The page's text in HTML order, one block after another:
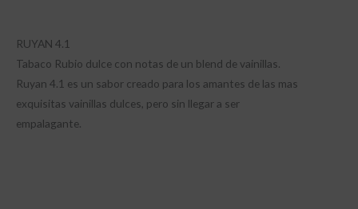
RUYAN 4.1
Tabaco Rubio dulce con notas de un blend de vainillas.
Ruyan 4.1 es un sabor creado para los amantes de las mas
exquisitas vainillas dulces, pero sin llegar a ser
empalagante.